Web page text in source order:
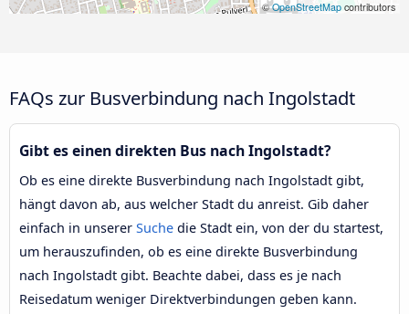
©OpenStreetMap contributors
FAQs zur Busverbindung nach Ingolstadt
Gibt es einen direkten Bus nach Ingolstadt?
Ob es eine direkte Busverbindung nach Ingolstadt gibt,
hängt davon ab, aus welcher Stadt du anreist. Gib daher
einfach in unserer Suche die Stadt ein, von der du startest,
um herauszufinden, ob es eine direkte Busverbindung
nach Ingolstadt gibt. Beachte dabei, dass es je nach
Reisedatum weniger Direktverbindungen geben kann.